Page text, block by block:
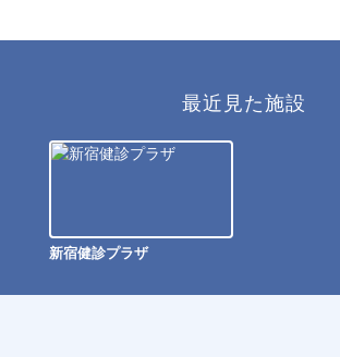
最近見た施設
新宿健診プラザ